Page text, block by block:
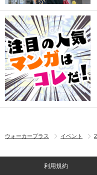
ウォーカープラス イベント
利用規約